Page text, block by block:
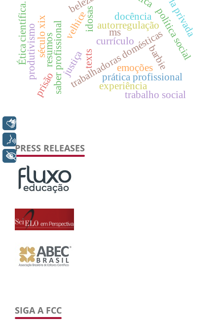
currículo
justiça
idosas
trabalhadoras domésticaspolítica social
saber profissional barbie
resumos
autorregulação
prática profissional
século xix velhice
emoções
docência
experiência
produtivismo
Ética científica.
prisão
texts
ms
trabalho social
PRESS RELEASES
SIGA A FCC
+ Acessibilidade